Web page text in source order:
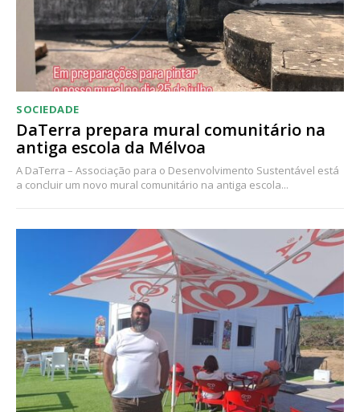
Acesso aos conteúdos Exclusivos para
assinantes
Ofertas para assinatura anual
Escolha o plano
ASSINATURA
16€
12 meses
Acesso ao conteúdo online
Acesso aos conteúdos Exclusivos para
assinantes
Ofertas para assinatura anual
SOCIEDADE
DaTerra prepara mural comunitário na
antiga escola da Mélvoa
A DaTerra – Associação para o Desenvolvimento Sustentável está
a concluir um novo mural comunitário na antiga escola...